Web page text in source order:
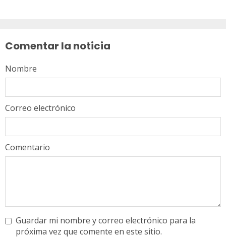
Comentar la noticia
Comentario
Nombre
Correo electrónico
Guardar mi nombre y correo electrónico para la
próxima vez que comente en este sitio.